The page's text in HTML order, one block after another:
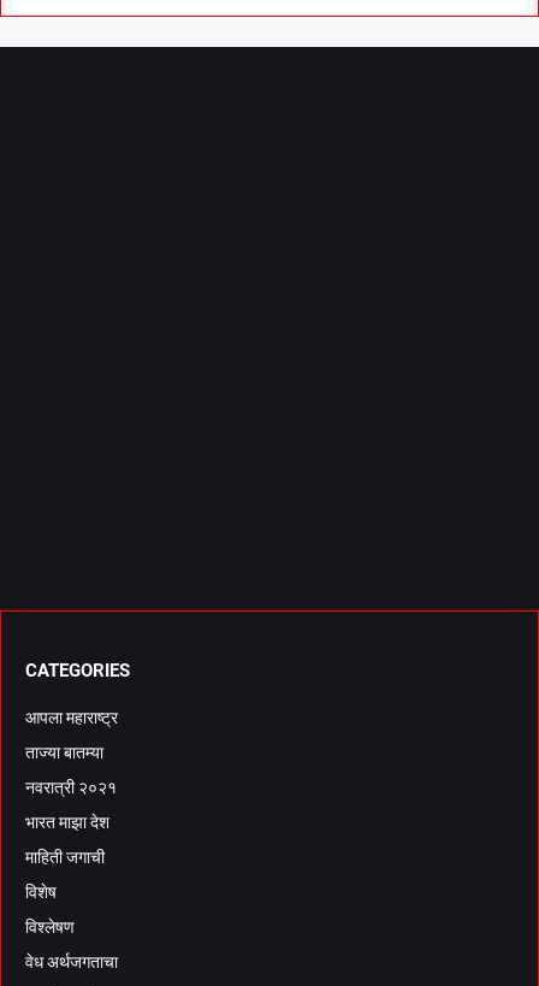
CATEGORIES
आपला महाराष्ट्र
ताज्या बातम्या
नवरात्री २०२१
भारत माझा देश
माहिती जगाची
विशेष
विश्लेषण
वेध अर्थजगताचा